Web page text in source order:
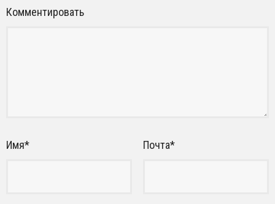
Комментировать
Имя* Почта*